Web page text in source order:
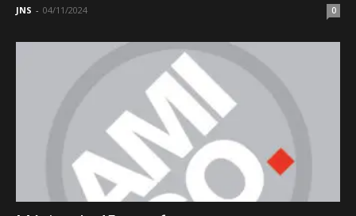
JNS - 04/11/2024 0